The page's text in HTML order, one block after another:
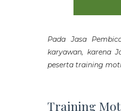
Pada Jasa
karyawan, karena
peserta training
Training